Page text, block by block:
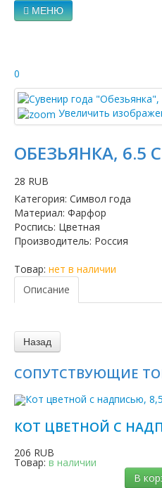
МЕНЮ
0
Увеличить
ОБЕЗЬЯНКА, 6.5
28 RUB
Категория: Символ года
Материал: Фарфор
Роспись: Цветная
Производитель: Россия
Товар: нет в наличии
Описание
СОПУТСТВУЮЩИЕ
КОТ ЦВЕТНОЙ С
206 RUB
Товар: в наличии
В